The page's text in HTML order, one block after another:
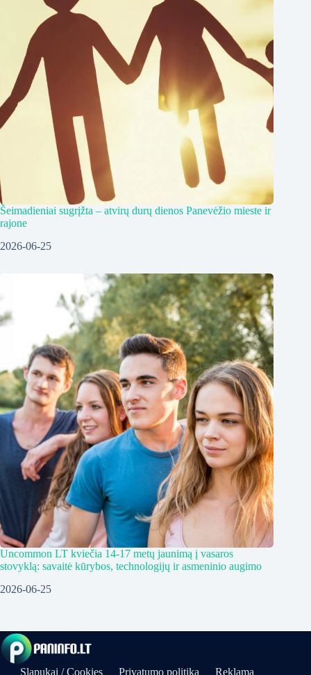
Šeimadieniai sugrįžta – atvirų durų dienos Panevėžio mieste ir
rajone
2026-06-25
Uncommon LT kviečia 14-17 metų jaunimą į vasaros
stovyklą: savaitė kūrybos, technologijų ir asmeninio augimo
2026-06-25
Slapukai / Cookies Privatumo politika Reklama